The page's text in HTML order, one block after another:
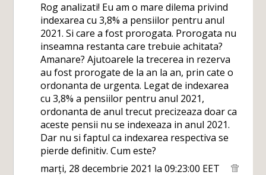
Rog analizati! Eu am o mare dilema privind
indexarea cu 3,8% a pensiilor pentru anul
2021. Si care a fost prorogata. Prorogata nu
inseamna restanta care trebuie achitata?
Amanare? Ajutoarele la trecerea in rezerva
au fost prorogate de la an la an, prin cate o
ordonanta de urgenta. Legat de indexarea
cu 3,8% a pensiilor pentru anul 2021,
ordonanta de anul trecut precizeaza doar ca
aceste pensii nu se indexeaza in anul 2021.
Dar nu si faptul ca indexarea respectiva se
pierde definitiv. Cum este?
marți, 28 decembrie 2021 la 09:23:00 EET